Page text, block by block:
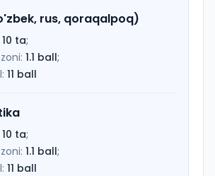
rus, qoraqalpoq)
10 ta;
1.1 ball;
11 ball
10 ta;
1.1 ball;
11 ball